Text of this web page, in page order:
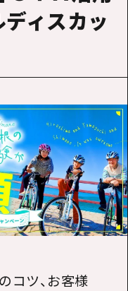
ィスカッ
コツ、お客様